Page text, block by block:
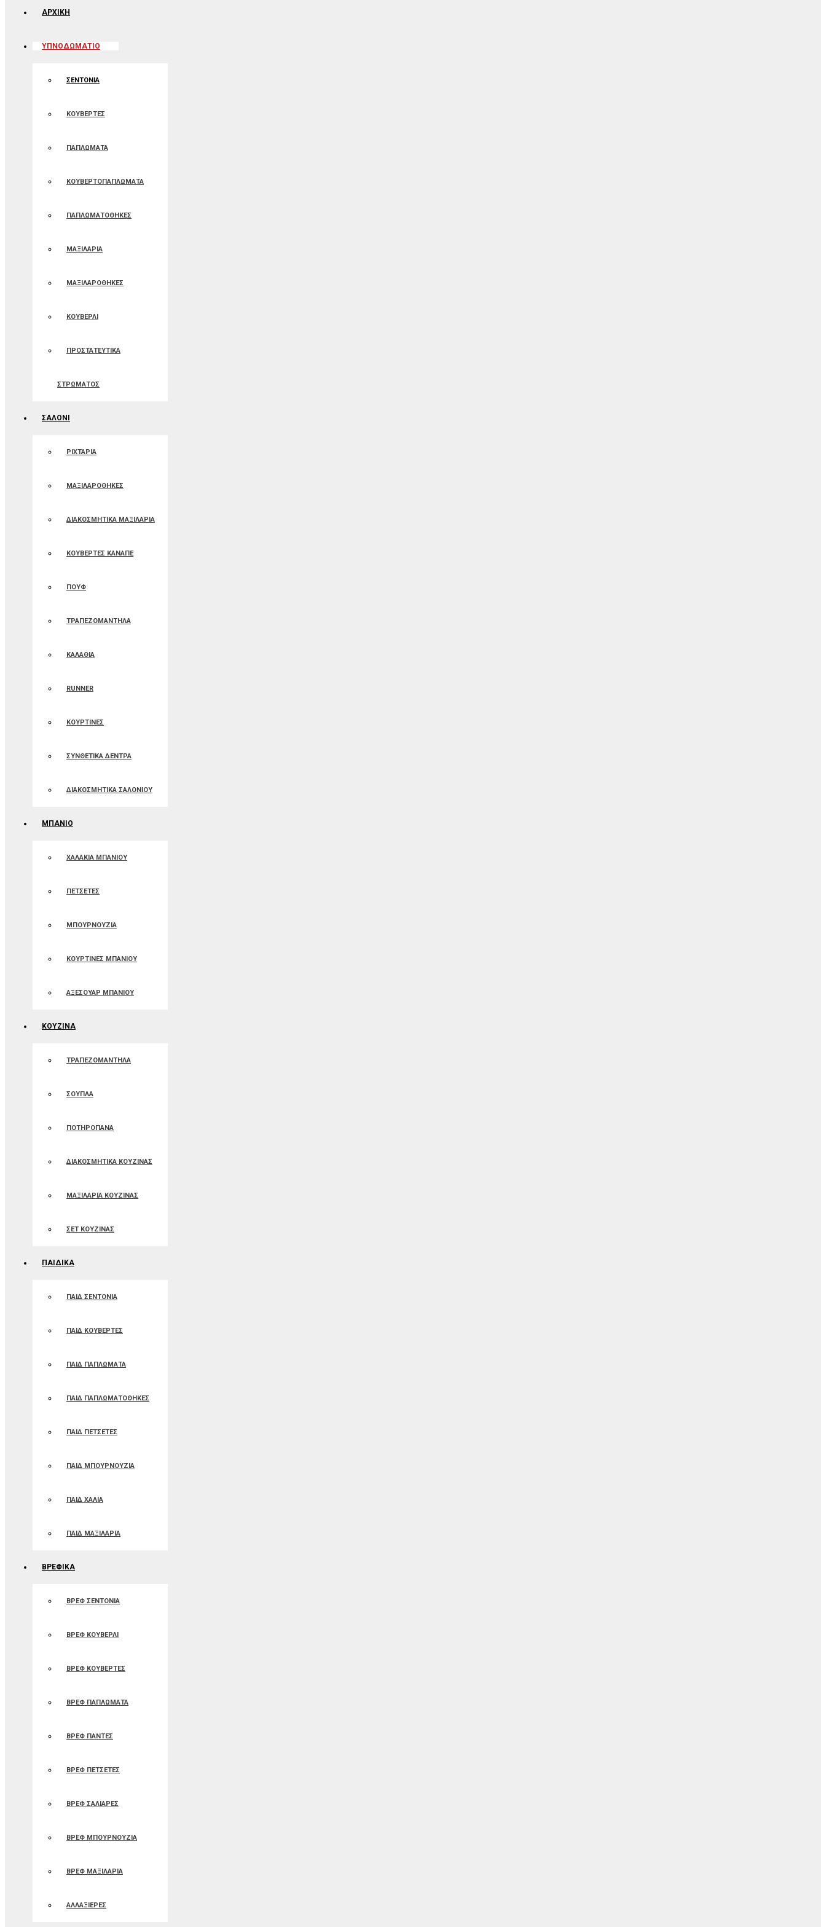
ΑΡΧΙΚΉ
ΥΠΝΟΔΩΜΑΤΙΟ
ΣΕΝΤΟΝΙΑ
ΚΟΥΒΕΡΤΕΣ
ΠΑΠΛΩΜΑΤΑ
ΚΟΥΒΕΡΤΟΠΑΠΛΩΜΑΤΑ
ΠΑΠΛΩΜΑΤΟΘΗΚΕΣ
ΜΑΞΙΛΑΡΙΑ
ΜΑΞΙΛΑΡΟΘΗΚΕΣ
ΚΟΥΒΕΡΛΙ
ΠΡΟΣΤΑΤΕΥΤΙΚΑ
ΣΤΡΩΜΑΤΟΣ
ΣΑΛΟΝΙ
ΡΙΧΤΑΡΙΑ
ΜΑΞΙΛΑΡΟΘΗΚΕΣ
ΔΙΑΚΟΣΜΗΤΙΚΑ ΜΑΞΙΛΑΡΙΑ
ΚΟΥΒΕΡΤΕΣ ΚΑΝΑΠΕ
ΠΟΥΦ
ΤΡΑΠΕΖΟΜΑΝΤΗΛΑ
ΚΑΛΑΘΙΑ
RUNNER
ΚΟΥΡΤΙΝΕΣ
ΣΥΝΘΕΤΙΚΑ ΔΕΝΤΡΑ
ΔΙΑΚΟΣΜΗΤΙΚΑ ΣΑΛΟΝΙΟΥ
ΜΠΑΝΙΟ
ΧΑΛΑΚΙΑ ΜΠΑΝΙΟΥ
ΠΕΤΣΕΤΕΣ
ΜΠΟΥΡΝΟΥΖΙΑ
ΚΟΥΡΤΙΝΕΣ ΜΠΑΝIOΥ
ΑΞΕΣΟΥΑΡ ΜΠΑΝΙΟΥ
ΚΟΥΖΙΝΑ
ΤΡΑΠΕΖΟΜΑΝΤΗΛΑ
ΣΟΥΠΛΑ
ΠΟΤΗΡΟΠΑΝΑ
ΔΙΑΚΟΣΜΗΤΙΚΑ ΚΟΥΖΙΝΑΣ
ΜΑΞΙΛΑΡΙΑ ΚΟΥΖΙΝΑΣ
ΣΕΤ ΚΟΥΖΙΝΑΣ
ΠΑΙΔΙΚΑ
ΠΑΙΔ ΣΕΝΤΟΝΙΑ
ΠΑΙΔ ΚΟΥΒΕΡΤΕΣ
ΠΑΙΔ ΠΑΠΛΩΜΑΤΑ
ΠΑΙΔ ΠΑΠΛΩΜΑΤΟΘΗΚΕΣ
ΠΑΙΔ ΠΕΤΣΕΤΕΣ
ΠΑΙΔ ΜΠΟΥΡΝΟΥΖΙΑ
ΠΑΙΔ ΧΑΛΙΑ
ΠΑΙΔ ΜΑΞΙΛΑΡΙΑ
ΒΡΕΦΙΚΑ
ΒΡΕΦ ΣΕΝΤΟΝΙΑ
ΒΡΕΦ ΚΟΥΒΕΡΛΙ
ΒΡΕΦ ΚΟΥΒΕΡΤΕΣ
ΒΡΕΦ ΠΑΠΛΩΜΑΤΑ
ΒΡΕΦ ΠΑΝΤΕΣ
ΒΡΕΦ ΠΕΤΣΕΤΕΣ
ΒΡΕΦ ΣΑΛΙΑΡΕΣ
ΒΡΕΦ ΜΠΟΥΡΝΟΥΖΙΑ
ΒΡΕΦ ΜΑΞΙΛΑΡΙΑ
ΑΛΛΑΞΙΕΡΕΣ